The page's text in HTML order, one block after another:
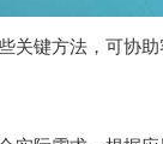
关键方法，可协